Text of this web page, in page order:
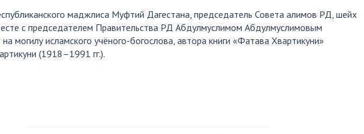
маджлиса Муфтий Дагестана, председатель Совета алимов РД, шейх
с председателем Правительства РД Абдулмуслимом Абдулмуслимовым
могилу исламского учёного-богослова, автора книги «Фатава Хвартикуни»
(1918–1991 гг.).